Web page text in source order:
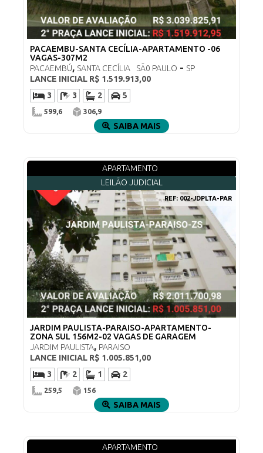
PACAEMBU-SANTA CECÍLIA-APARTAMENTO -06
VAGAS-307M2
PACAEMBÚ, SANTA CECÍLIA SÃ0 PAULO - SP
LANCE INICIAL R$ 1.519.913,00
3
3 2 5
599,6 306,9
SAIBA MAIS
LEILÃO JUDICIAL
APARTAMENTO
REF: 002-JDPLTA-PAR
JARDIM PAULISTA-PARAISO-APARTAMENTO-
ZONA SUL 156M2-02 VAGAS DE GARAGEM
JARDIM PAULISTA, PARAISO
LANCE INICIAL R$ 1.005.851,00
3
2 1 2
259,5 156
SAIBA MAIS
APARTAMENTO